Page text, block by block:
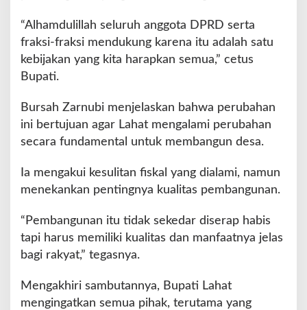
“Alhamdulillah seluruh anggota DPRD serta
fraksi-fraksi mendukung karena itu adalah satu
kebijakan yang kita harapkan semua,” cetus
Bupati.
Bursah Zarnubi menjelaskan bahwa perubahan
ini bertujuan agar Lahat mengalami perubahan
secara fundamental untuk membangun desa.
Ia mengakui kesulitan fiskal yang dialami, namun
menekankan pentingnya kualitas pembangunan.
“Pembangunan itu tidak sekedar diserap habis
tapi harus memiliki kualitas dan manfaatnya jelas
bagi rakyat,” tegasnya.
Mengakhiri sambutannya, Bupati Lahat
mengingatkan semua pihak, terutama yang